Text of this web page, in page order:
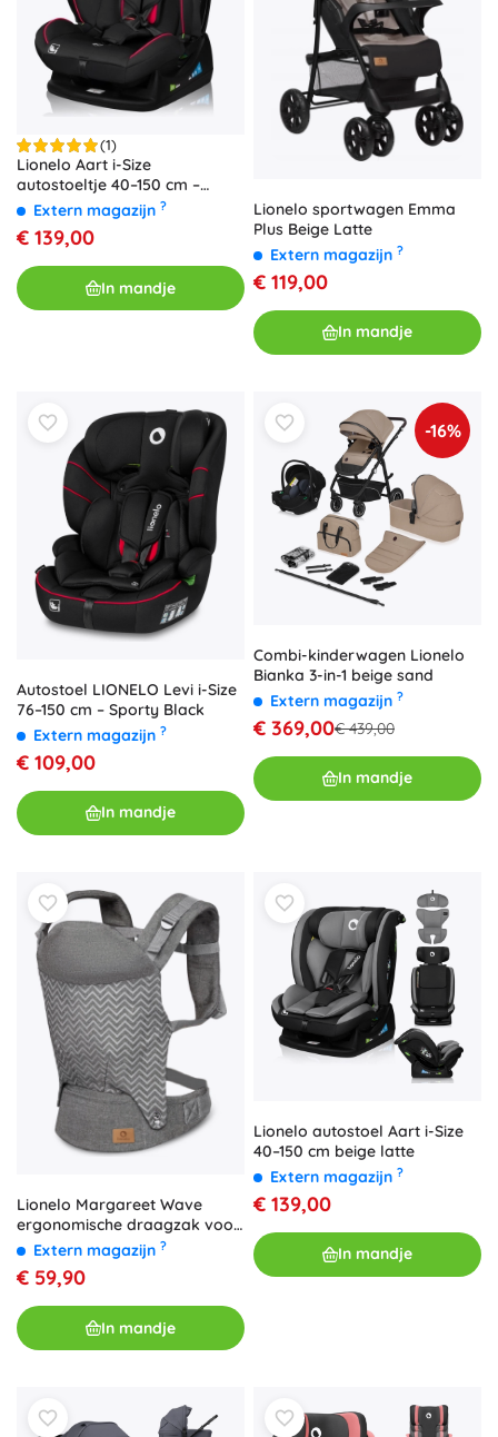
(1)
Lionelo Aart i-Size
autostoeltje 40–150 cm –
Zwart
Extern magazijn ?
€ 139,00
In mandje
Lionelo sportwagen Emma
Plus Beige Latte
Extern magazijn ?
€ 119,00
In mandje
Autostoel LIONELO Levi i-Size
76–150 cm – Sporty Black
Extern magazijn ?
€ 109,00
In mandje
-16%
Combi-kinderwagen Lionelo
Bianka 3-in-1 beige sand
Extern magazijn ?
€ 369,00€ 439,00
In mandje
Lionelo Margareet Wave
ergonomische draagzak voor
kinderen
Extern magazijn ?
€ 59,90
In mandje
Lionelo autostoel Aart i-Size
40–150 cm beige latte
Extern magazijn ?
€ 139,00
In mandje